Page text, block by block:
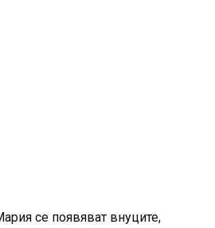
се появяват внуците,